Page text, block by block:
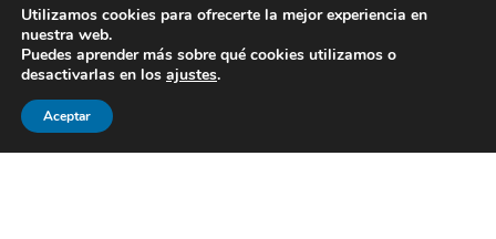
Utilizamos cookies para ofrecerte la mejor experiencia en
nuestra web.
Puedes aprender más sobre qué cookies utilizamos o
desactivarlas en los ajustes.
Aceptar